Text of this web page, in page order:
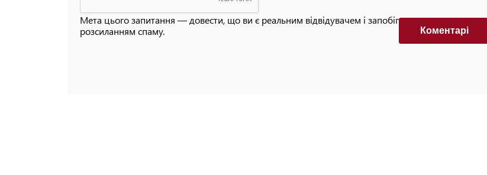
Мета цього запитання — довести, що ви є реальним відвідувачем і запобігти автоматизованим
розсиланням спаму.
Коментарi